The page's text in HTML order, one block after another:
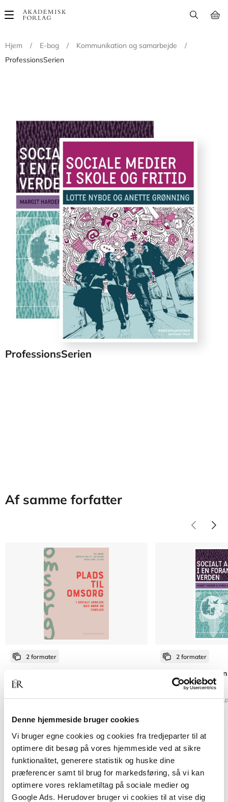
Denne hjemmeside bruger cookies
Vi bruger egne cookies og cookies fra tredjeparter til at
optimere dit besøg på vores hjemmeside ved at sikre
funktionalitet, generere statistik og huske dine
præferencer samt til brug for markedsføring, så vi kan
optimere vores reklametiltag på sociale medier og
Google Ads. Herudover bruger vi cookies til at vise dig
Main
Hjem
/ E-bog / Kommunikation og samarbejde
/
ProfessionsSerien
ProfessionsSerien
Af samme forfatter
2 formater
børn og familier
Mie Engen Andreas Møller Jørgensen Maria Appel Nissen
179,95 KR.
2 formater
Socialt arbejde i
verden
Margit Harder Maria
329,95 KR.